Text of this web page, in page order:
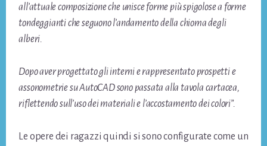
all’attuale composizione che unisce forme più spigolose a forme
tondeggianti che seguono l’andamento della chioma degli
alberi.
Dopo aver progettato gli interni e rappresentato prospetti e
assonometrie su AutoCAD sono passata alla tavola cartacea,
riflettendo sull’uso dei materiali e l’accostamento dei colori”.
Le opere dei ragazzi quindi si sono configurate come un